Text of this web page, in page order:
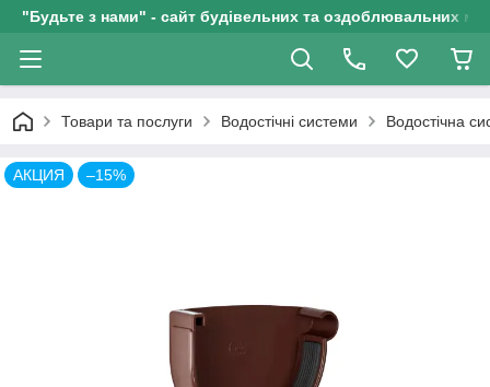
"Будьте з нами" - сайт будівельних та оздоблювальних
Товари та послуги Водостічні системи Водостічна
АКЦИЯ –15%